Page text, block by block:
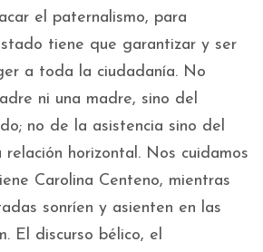
el paternalismo, para
tiene que garantizar y ser
a toda la ciudadanía. No
ni una madre, sino del
no de la asistencia sino del
relación horizontal. Nos cuidamos
Carolina Centeno, mientras
sonríen y asienten en las
El discurso bélico, el